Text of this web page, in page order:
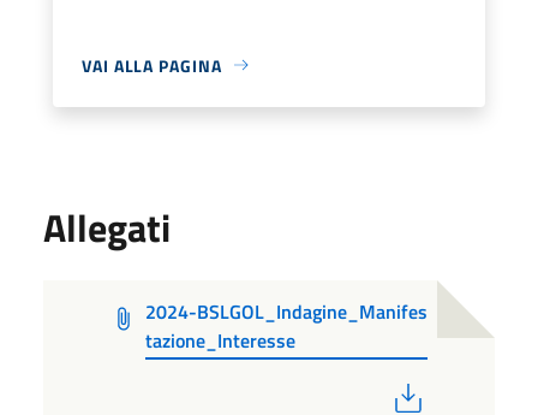
VAI ALLA PAGINA
Allegati
2024-BSLGOL_Indagine_Manifes
tazione_Interesse